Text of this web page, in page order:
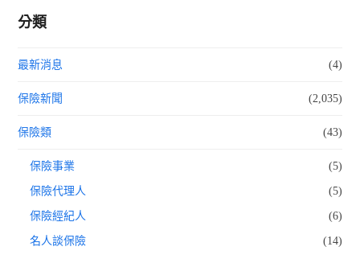
分類
最新消息 (4)
保險新聞 (2,035)
保險類 (43)
保險事業 (5)
保險代理人 (5)
保險經紀人 (6)
名人談保險 (14)